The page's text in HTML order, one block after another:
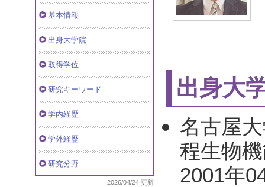
基本情報
出身大学院
取得学位
研究キーワード
学内経歴
学外経歴
研究分野
2026/04/24 更新
出身大
名古屋
程生物
2001年